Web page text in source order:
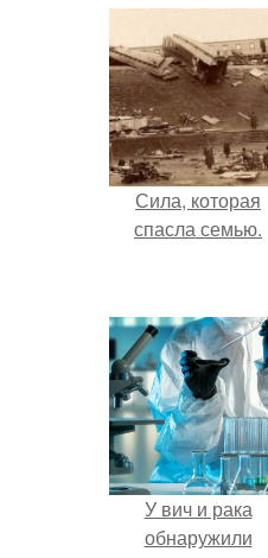
Сила, которая
спасла семью.
У вич и рака
обнаружили